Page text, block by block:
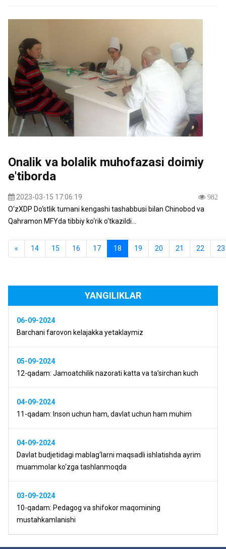
Onalik va bolalik muhofazasi doimiy
e'tiborda
2023-03-15 17:06:19 982
O‘zXDP Do‘stlik tumani kengashi tashabbusi bilan Chinobod va
Qahramon MFYda tibbiy ko‘rik o‘tkazildi...
« 14 15 16 17 18 19 20 21 22 23
YANGILIKLAR
06-09-2024
Barchani farovon kelajakka yetaklaymiz
05-09-2024
12-qadam: Jamoatchilik nazorati katta va ta’sirchan kuch
04-09-2024
11-qadam: Inson uchun ham, davlat uchun ham muhim
04-09-2024
Davlat budjetidagi mablag‘larni maqsadli ishlatishda ayrim
muammolar ko‘zga tashlanmoqda
03-09-2024
10-qadam: Pedagog va shifokor maqomining
mustahkamlanishi